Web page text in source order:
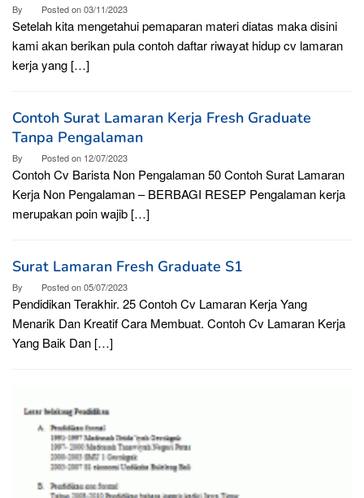
By Posted on03/11/2023
Setelah kita mengetahui pemaparan materi diatas maka disini
kami akan berikan pula contoh daftar riwayat hidup cv lamaran
kerja yang […]
Contoh Surat Lamaran Kerja Fresh Graduate
Tanpa Pengalaman
By Posted on 12/07/2023
Contoh Cv Barista Non Pengalaman 50 Contoh Surat Lamaran
Kerja Non Pengalaman – BERBAGI RESEP Pengalaman kerja
merupakan poin wajib […]
Surat Lamaran Fresh Graduate S1
By Posted on05/07/2023
Pendidikan Terakhir. 25 Contoh Cv Lamaran Kerja Yang
Menarik Dan Kreatif Cara Membuat. Contoh Cv Lamaran Kerja
Yang Baik Dan […]